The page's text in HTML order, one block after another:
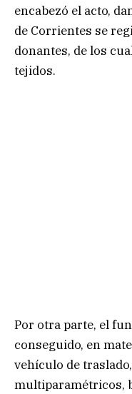
encabezó el acto,
de Corrientes se
donantes, de los
tejidos.
Por otra parte, el
conseguido, en
vehículo de
multiparamétricos,